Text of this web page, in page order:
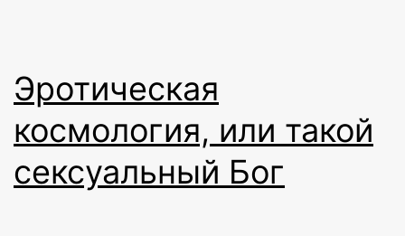
Эротическая
космология, или такой
сексуальный Бог